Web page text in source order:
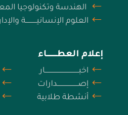
الهندسة وتكنولوجيا
العلوم الإنسانيـــــــــــة
إعلام العطــــــــــاء
اخبــــــــــــــــــــــــــــــــــار
إصـــــــــــــــــــــدارات
أنشطة طلابية